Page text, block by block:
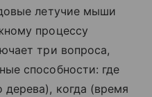
летучие мыши
процессу
три вопроса,
способности: где
когда (время